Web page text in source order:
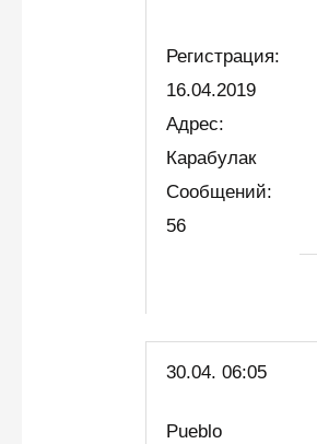
Регистрация:
16.04.2019
Адрес:
Карабулак
Сообщений:
56
30.04. 06:05
Pueblo